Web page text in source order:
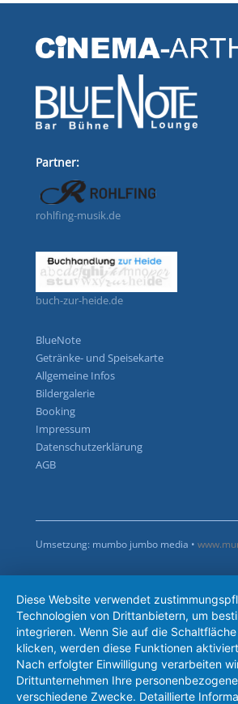
Partner:
rohlfing-musik.de
buch-zur-heide.de
BlueNote
Getränke- und Speisekarte
Allgemeine Infos
Bildergalerie
Booking
Impressum
Datenschutzerklärung
AGB
Umsetzung: mumbo jumbo media •
Diese Website verwendet
Technologien von Drittanbietern, um
integrieren. Wenn Sie auf die Schaltfläche
klicken, werden diese Funktionen
Nach erfolgter Einwilligung verarbeiten
Drittunternehmen Ihre
verschiedene Zwecke. Detaillierte